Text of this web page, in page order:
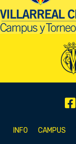
INFO CAMPUS